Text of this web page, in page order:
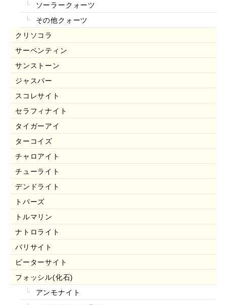
ソーラークォーツ
その他クォーツ
クリソコラ
サーペンティン
サンストーン
ジャスパー
スコレサイト
セラフィナイト
タイガーアイ
ターコイズ
チャロアイト
チューライト
デンドライト
トパーズ
トルマリン
ナトロライト
バリサイト
ピーターサイト
フォッシル(化石)
アンモナイト